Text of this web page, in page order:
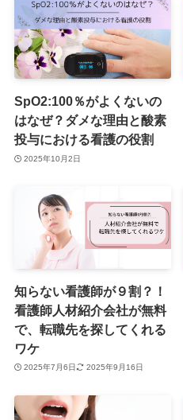
SpO2:100％がよくないの
はなぜ？ダメな理由と酸素
投与における看護の役割
2025年10月2日
知らない看護師が９割？！
看護師人材紹介会社が無料
で、転職先を探してくれる
ワケ
2025年7月6日 2025年9月16日